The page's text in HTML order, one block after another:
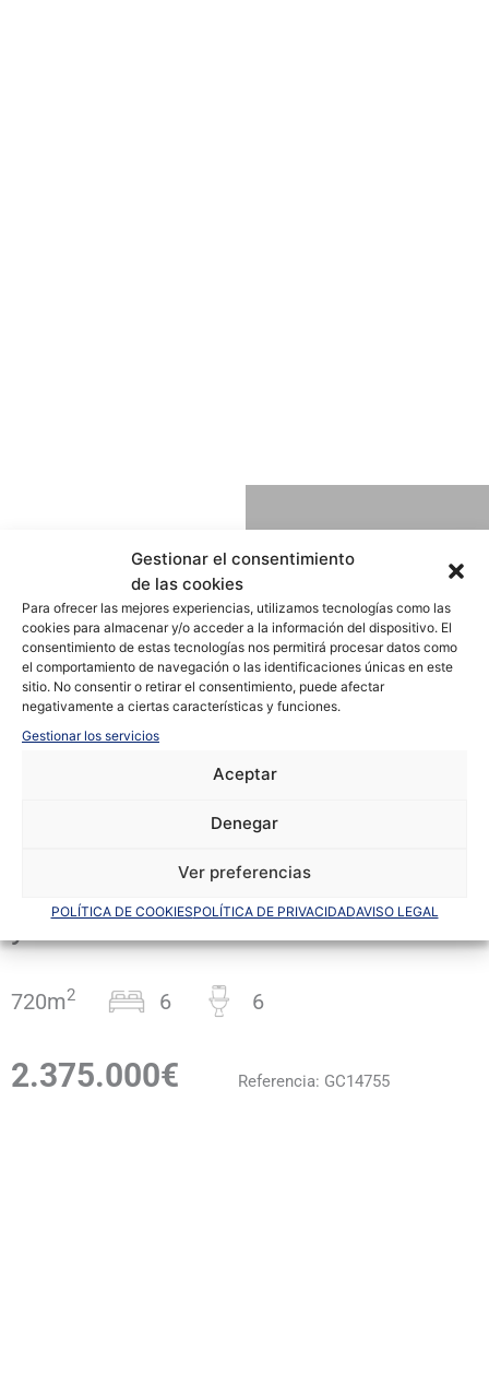
Gestionar el consentimiento
de las cookies
Para ofrecer las mejores experiencias, utilizamos tecnologías como las
cookies para almacenar y/o acceder a la información del dispositivo. El
consentimiento de estas tecnologías nos permitirá procesar datos como
el comportamiento de navegación o las identificaciones únicas en este
sitio. No consentir o retirar el consentimiento, puede afectar
negativamente a ciertas características y funciones.
Gestionar los servicios
Aceptar
Denegar
Ver preferencias
POLÍTICA DE COOKIESPOLÍTICA DE PRIVACIDADAVISO LEGAL
+35 fotos
En venta
Maravillosa villa del siglo XIX
con más de 600 m2 de vivienda
y 18.472 de terreno.
720m2 6 6
2.375.000€ Referencia: GC14755